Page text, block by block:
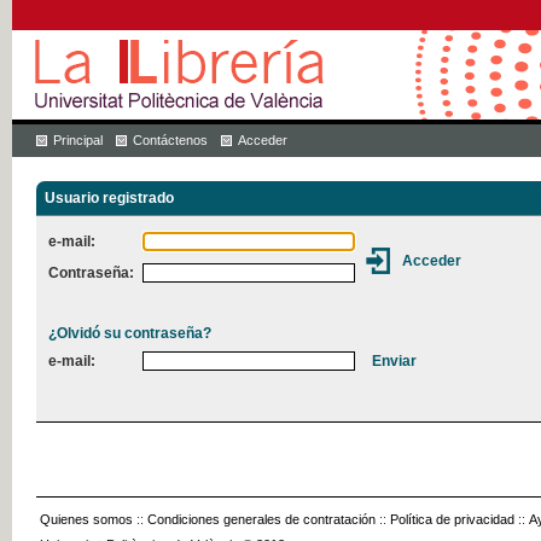
Principal Contáctenos Acceder
Usuario registrado
e-mail:
Contraseña:
¿Olvidó su contraseña?
e-mail:
Quienes somos :: Condiciones generales de contratación :: Política de privacidad ::